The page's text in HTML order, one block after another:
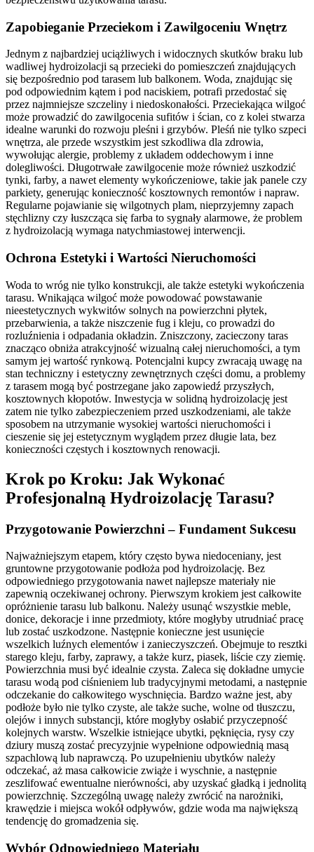
Zapobieganie Przeciekom i Zawilgoceniu Wnętrz
Jednym z najbardziej uciążliwych i widocznych skutków braku lub
wadliwej hydroizolacji są przecieki do pomieszczeń znajdujących
się bezpośrednio pod tarasem lub balkonem. Woda, znajdując się
pod odpowiednim kątem i pod naciskiem, potrafi przedostać się
przez najmniejsze szczeliny i niedoskonałości. Przeciekająca wilgoć
może prowadzić do zawilgocenia sufitów i ścian, co z kolei stwarza
idealne warunki do rozwoju pleśni i grzybów. Pleśń nie tylko szpeci
wnętrza, ale przede wszystkim jest szkodliwa dla zdrowia,
wywołując alergie, problemy z układem oddechowym i inne
dolegliwości. Długotrwałe zawilgocenie może również uszkodzić
tynki, farby, a nawet elementy wykończeniowe, takie jak panele czy
parkiety, generując konieczność kosztownych remontów i napraw.
Regularne pojawianie się wilgotnych plam, nieprzyjemny zapach
stęchlizny czy łuszcząca się farba to sygnały alarmowe, że problem
z hydroizolacją wymaga natychmiastowej interwencji.
Ochrona Estetyki i Wartości Nieruchomości
Woda to wróg nie tylko konstrukcji, ale także estetyki wykończenia
tarasu. Wnikająca wilgoć może powodować powstawanie
nieestetycznych wykwitów solnych na powierzchni płytek,
przebarwienia, a także niszczenie fug i kleju, co prowadzi do
rozluźnienia i odpadania okładzin. Zniszczony, zacieczony taras
znacząco obniża atrakcyjność wizualną całej nieruchomości, a tym
samym jej wartość rynkową. Potencjalni kupcy zwracają uwagę na
stan techniczny i estetyczny zewnętrznych części domu, a problemy
z tarasem mogą być postrzegane jako zapowiedź przyszłych,
kosztownych kłopotów. Inwestycja w solidną hydroizolację jest
zatem nie tylko zabezpieczeniem przed uszkodzeniami, ale także
sposobem na utrzymanie wysokiej wartości nieruchomości i
cieszenie się jej estetycznym wyglądem przez długie lata, bez
konieczności częstych i kosztownych renowacji.
Krok po Kroku: Jak Wykonać
Profesjonalną Hydroizolację Tarasu?
Przygotowanie Powierzchni – Fundament Sukcesu
Najważniejszym etapem, który często bywa niedoceniany, jest
gruntowne przygotowanie podłoża pod hydroizolację. Bez
odpowiedniego przygotowania nawet najlepsze materiały nie
zapewnią oczekiwanej ochrony. Pierwszym krokiem jest całkowite
opróżnienie tarasu lub balkonu. Należy usunąć wszystkie meble,
donice, dekoracje i inne przedmioty, które mogłyby utrudniać pracę
lub zostać uszkodzone. Następnie konieczne jest usunięcie
wszelkich luźnych elementów i zanieczyszczeń. Obejmuje to resztki
starego kleju, farby, zaprawy, a także kurz, piasek, liście czy ziemię.
Powierzchnia musi być idealnie czysta. Zaleca się dokładne umycie
tarasu wodą pod ciśnieniem lub tradycyjnymi metodami, a następnie
odczekanie do całkowitego wyschnięcia. Bardzo ważne jest, aby
podłoże było nie tylko czyste, ale także suche, wolne od tłuszczu,
olejów i innych substancji, które mogłyby osłabić przyczepność
kolejnych warstw. Wszelkie istniejące ubytki, pęknięcia, rysy czy
dziury muszą zostać precyzyjnie wypełnione odpowiednią masą
szpachlową lub naprawczą. Po uzupełnieniu ubytków należy
odczekać, aż masa całkowicie zwiąże i wyschnie, a następnie
zeszlifować ewentualne nierówności, aby uzyskać gładką i jednolitą
powierzchnię. Szczególną uwagę należy zwrócić na narożniki,
krawędzie i miejsca wokół odpływów, gdzie woda ma największą
tendencję do gromadzenia się.
Wybór Odpowiedniego Materiału